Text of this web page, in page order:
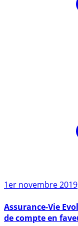
1er novembre 2019